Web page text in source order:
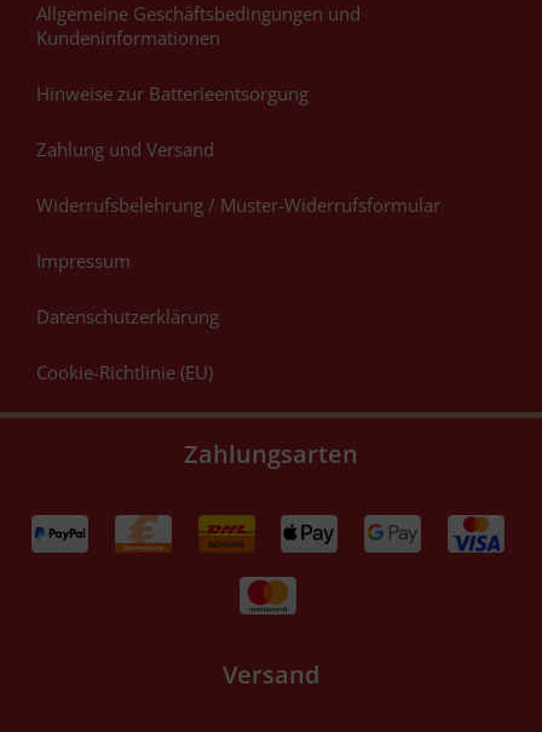
Allgemeine Geschäftsbedingungen und
Kundeninformationen
Hinweise zur Batterieentsorgung
Zahlung und Versand
Widerrufsbelehrung / Muster-Widerrufsformular
Impressum
Datenschutzerklärung
Cookie-Richtlinie (EU)
Zahlungsarten
Versand